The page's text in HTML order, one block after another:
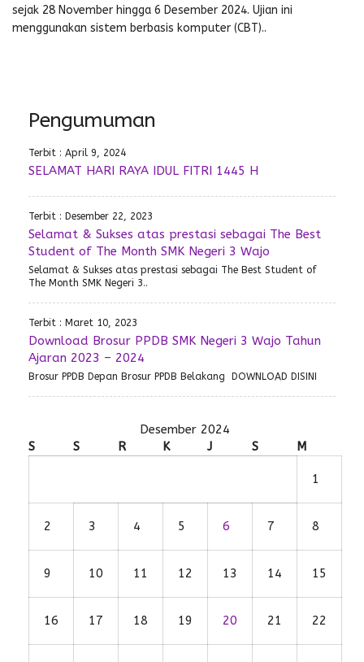
sejak 28 November hingga 6 Desember 2024. Ujian ini
menggunakan sistem berbasis komputer (CBT)..
Pengumuman
Terbit : April 9, 2024
SELAMAT HARI RAYA IDUL FITRI 1445 H
Terbit : Desember 22, 2023
Selamat & Sukses atas prestasi sebagai The Best
Student of The Month SMK Negeri 3 Wajo
Selamat & Sukses atas prestasi sebagai The Best Student of
The Month SMK Negeri 3..
Terbit : Maret 10, 2023
Download Brosur PPDB SMK Negeri 3 Wajo Tahun
Ajaran 2023 – 2024
Brosur PPDB Depan Brosur PPDB Belakang DOWNLOAD DISINI
Desember 2024
S
S R K J S M
1
2 3 4 5 6 7 8
9 10 11 12 13 14 15
16 17 18 19 20 21 22